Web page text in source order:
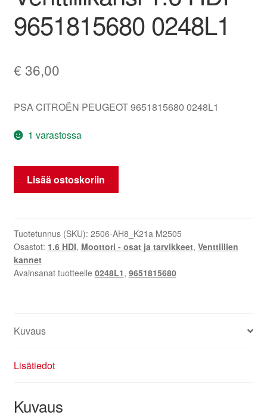
Valitukset
9651815680 0248L1
€ 36,00
PSA CITROËN PEUGEOT 9651815680 0248L1
1 varastossa
Venttiilikansi
0248L1
määrä
Lisää ostoskoriin
Tuotetunnus (SKU): 2506-AH8_K21a M2505
Osastot: 1.6 HDI, Moottori - osat ja tarvikkeet, Venttiilien
kannet
Avainsanat tuotteelle 0248L1, 9651815680
Kuvaus
Lisätiedot
Kuvaus